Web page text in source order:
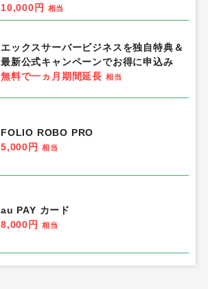
10,000円
相当
エックスサーバービジネスを独自特典＆
最新公式キャンペーンでお得に申込み
無料で一ヵ月期間延長 相当
FOLIO ROBO PRO
5,000円
相当
au PAY カード
8,000円
相当